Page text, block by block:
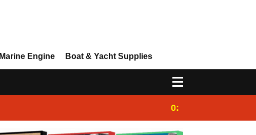
Marine Engine Boat & Yacht Supplies
0:25